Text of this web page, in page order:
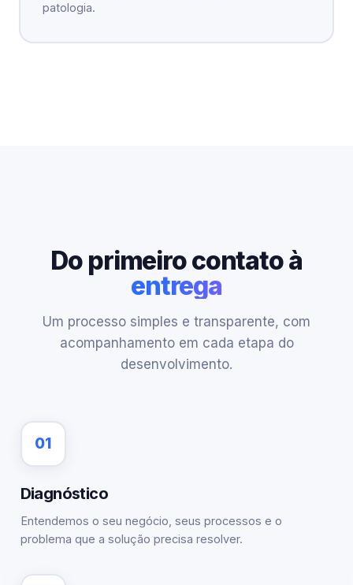
patologia.
Do primeiro contato à
entrega
Um processo simples e transparente, com
acompanhamento em cada etapa do
desenvolvimento.
01
Diagnóstico
Entendemos o seu negócio, seus processos e o
problema que a solução precisa resolver.